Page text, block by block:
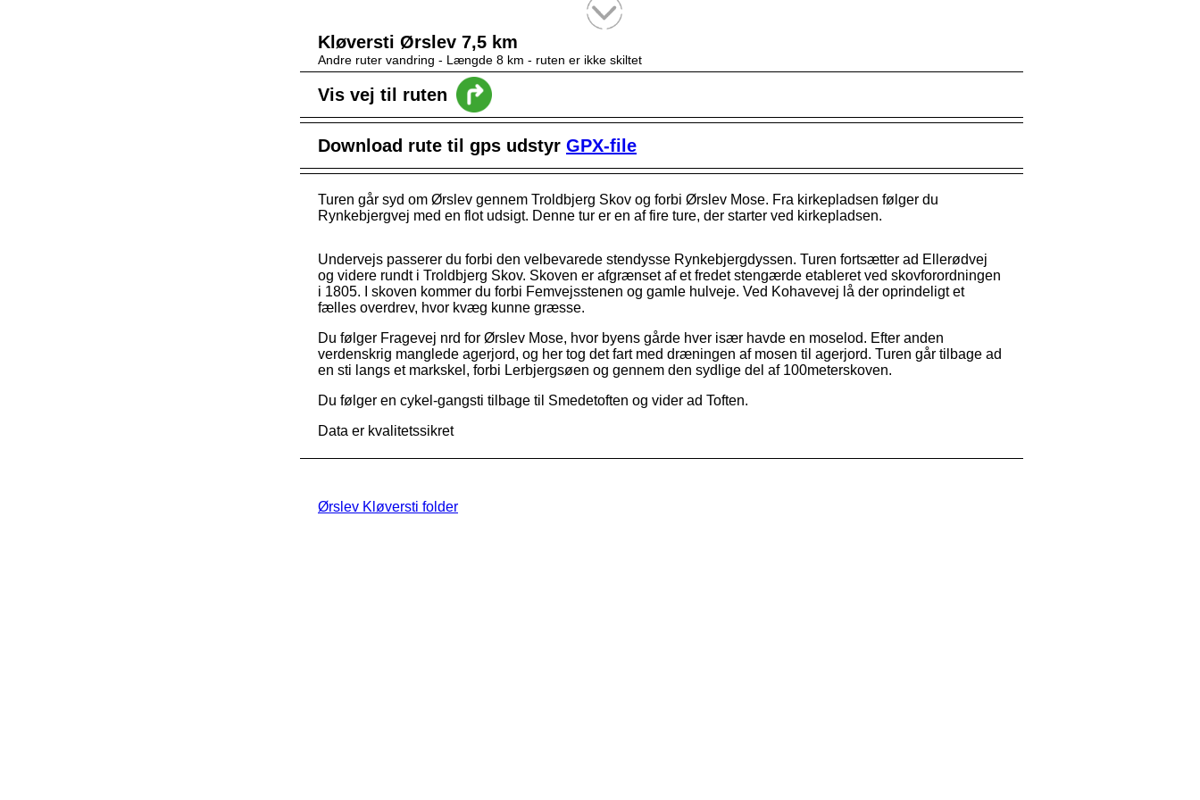
intro
Tekstsøgning efter titel
Kløversti Ørslev 7,5 km
Andre ruter vandring - Længde 8 km - ruten er ikke skiltet
Vis vej til ruten
Download rute til gps udstyr GPX-file
Turen går syd om Ørslev gennem Troldbjerg Skov og forbi Ørslev Mose. Fra kirkepladsen følger du
Rynkebjergvej med en flot udsigt. Denne tur er en af fire ture, der starter ved kirkepladsen.
Undervejs passerer du forbi den velbevarede stendysse Rynkebjergdyssen. Turen fortsætter ad Ellerødvej
og videre rundt i Troldbjerg Skov. Skoven er afgrænset af et fredet stengærde etableret ved skovforordningen
i 1805. I skoven kommer du forbi Femvejsstenen og gamle hulveje. Ved Kohavevej lå der oprindeligt et
fælles overdrev, hvor kvæg kunne græsse.
Du følger Fragevej nrd for Ørslev Mose, hvor byens gårde hver især havde en moselod. Efter anden
verdenskrig manglede agerjord, og her tog det fart med dræningen af mosen til agerjord. Turen går tilbage ad
en sti langs et markskel, forbi Lerbjergsøen og gennem den sydlige del af 100meterskoven.
Du følger en cykel-gangsti tilbage til Smedetoften og vider ad Toften.
Data er kvalitetssikret
Ørslev Kløversti folder